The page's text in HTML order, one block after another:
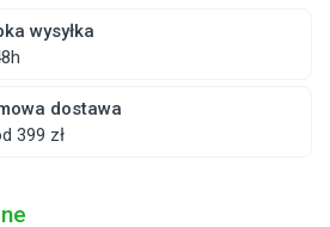
wysyłka
dostawa
399 zł